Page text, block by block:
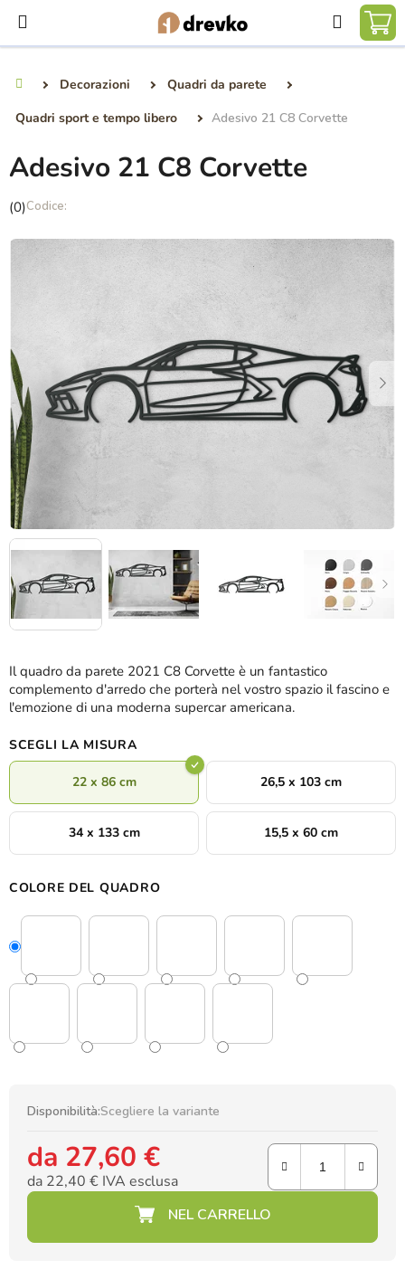
contenuto
Ricerca
Decorazioni
Quadri da parete
Quadri sport e tempo libero
Adesivo 21 C8 Corvette
Il quadro da parete 2021 C8 Corvette è un fantastico
complemento d'arredo che porterà nel vostro spazio il fascino e
l'emozione di una moderna supercar americana.
SCEGLI LA MISURA
22 x 86 cm 26,5 x 103 cm
34 x 133 cm 15,5 x 60 cm
COLORE DEL QUADRO
Disponibilità:Scegliere la variante
da 27,60 €
da 22,40 € IVA esclusa
Prezzo della misura:
Adesivo 21 C8 Corvette
La
media
5
stelle.
(0)